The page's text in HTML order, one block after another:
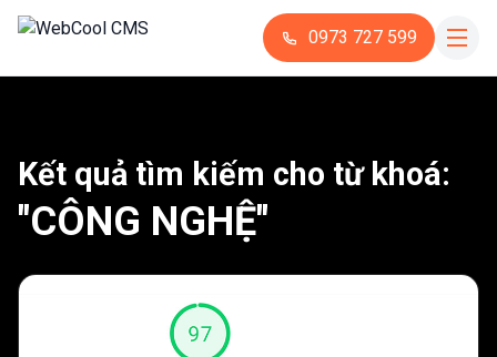
0973 727 599
Kết quả tìm kiếm cho từ khoá:
"CÔNG NGHỆ"